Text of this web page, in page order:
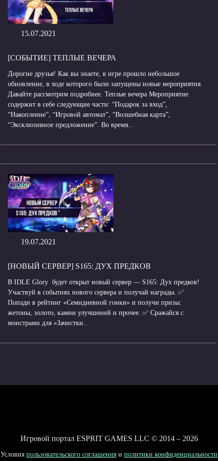
15.07.2021
[СОБЫТИЕ] ТЕПЛЫЕ ВЕЧЕРА
Дорогие друзья! Как вы знаете, в игре прошло небольшое
обновление, в ходе которого были запущены новые мероприятия.
Давайте рассмотрим подробнее. Теплые вечера Мероприятие
содержит в себе следующие части: “Подарок за вход”,
“Накопление”, “Игровой автомат”, “Волшебная карта”,
“Эксклюзивное предложение”. Во время...
19.07.2021
[НОВЫЙ СЕРВЕР] S165: ДУХ ПРЕДКОВ
В IDLE Glory будет открыт новый сервер — S165: Дух предков!
Участвуй в событиях нового сервера и получай награды. ✅
Попади в рейтинг «Семидневной гонки» и получи призы:
жетоны, золото, камни улучшений и прочее. ✅ Сражайся с
монстрами для «Зачистки...
Игровой портал ESPRIT GAMES LLC © 2014 – 2026
Условия пользовательского соглашения и политики конфиденциальности